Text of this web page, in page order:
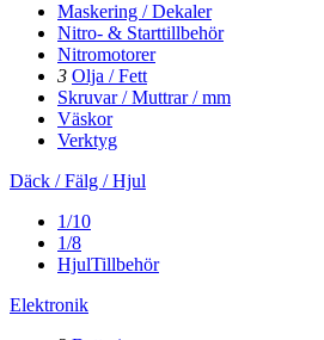
Maskering / Dekaler
Nitro- & Starttillbehör
Nitromotorer
3 Olja / Fett
Skruvar / Muttrar / mm
Väskor
Verktyg
Däck / Fälg / Hjul
1/10
1/8
HjulTillbehör
Elektronik